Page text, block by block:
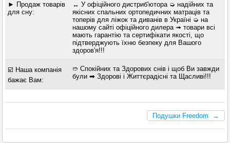
► Продаж товарів
для сну:
↔ У офіційного дистриб'ютора ➭ надійних та
якісних спальних ортопедичних матраців та
топерів для ліжок та диванів в Україні ➭ на
нашому сайті офіційного дилера ➟ товари всі
мають гарантію та сертифікати якості, що
підтверджують їхню безпеку для Вашого
здоров'я!!!
☑️ Наша компанія
бажає Вам:
➱ Спокійних та Здорових снів і щоб Ви завжди
були ➡ Здорові і Життєрадісні та Щасливі!!!
Подушки Freedom →